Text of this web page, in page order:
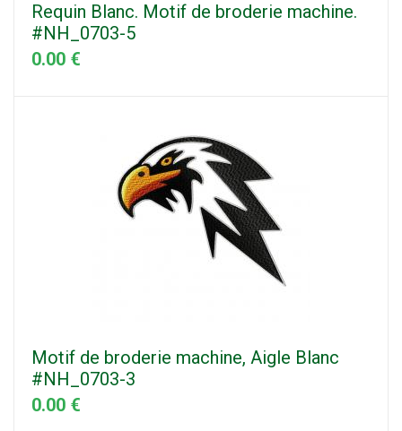
Requin Blanc. Motif de broderie machine.
#NH_0703-5
0.00 €
Motif de broderie machine, Aigle Blanc
#NH_0703-3
0.00 €